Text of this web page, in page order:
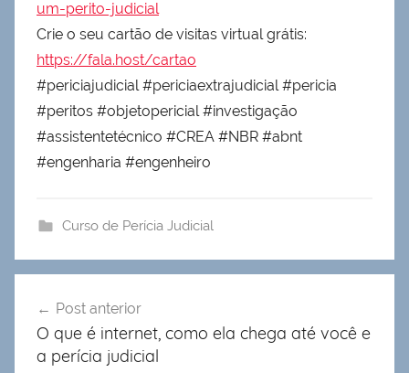
um-perito-judicial
Crie o seu cartão de visitas virtual grátis:
https://fala.host/cartao
#periciajudicial #periciaextrajudicial #pericia
#peritos #objetopericial #investigação
#assistentetécnico #CREA #NBR #abnt
#engenharia #engenheiro
Curso de Perícia Judicial
de
Post
Post anterior
O que é internet, como ela chega até você e
a perícia judicial